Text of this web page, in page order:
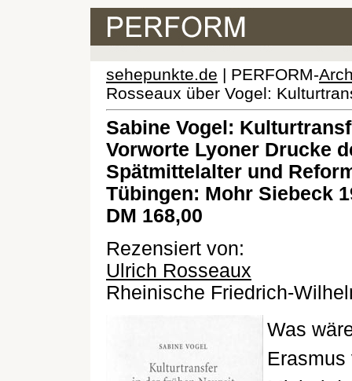
sehepunkte.de | PERFORM-
Rosseaux über Vogel:
Sabine Vogel:
Vorworte Lyoner Drucke
Spätmittelalter und
Tübingen: Mohr Siebeck
DM 168,00
Rezensiert von:
Ulrich Rosseaux
Rheinische Friedrich-
Was
Erasmus